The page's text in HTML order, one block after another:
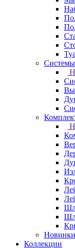
Системы
Новинки
Коллекции